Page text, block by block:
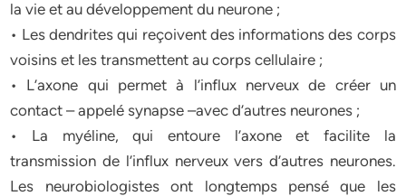
la vie et au développement du neurone ;
• Les dendrites qui reçoivent des informations des corps
voisins et les transmettent au corps cellulaire ;
• L’axone qui permet à l’influx nerveux de créer un
contact – appelé synapse –avec d’autres neurones ;
• La myéline, qui entoure l’axone et facilite la
transmission de l’influx nerveux vers d’autres neurones.
Les neurobiologistes ont longtemps pensé que les